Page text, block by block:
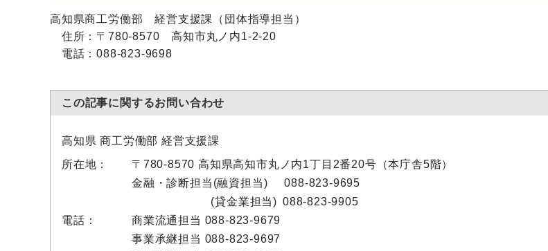
高知県商工労働部 経営支援課（団体指導担当）
住所：〒780-8570 高知市丸ノ内1-2-20
電話：088-823-9698
この記事に関するお問い合わせ
高知県 商工労働部 経営支援課
所在地：
〒780-8570 高知県高知市丸ノ内1丁目2番20号（本庁舎5階）
電話：
金融・診断担当(融資担当)
088-823-9695
(貸金業担当) 088-823-9905
商業流通担当 088-823-9679
事業承継担当 088-823-9697